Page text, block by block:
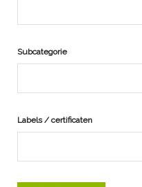
Subcategorie
Labels / certificaten